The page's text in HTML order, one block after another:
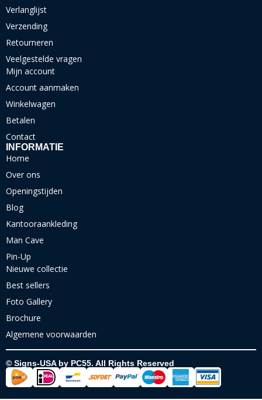
Verlanglijst
Verzending
Retourneren
Veelgestelde vragen
Mijn account
Account aanmaken
Winkelwagen
Betalen
Contact
INFORMATIE
Home
Over ons
Openingstijden
Blog
Kantooraankleding
Man Cave
Pin-Up
Nieuwe collectie
Best sellers
Foto Gallery
Brochure
Algemene voorwaarden
© Signs-USA by PC55. All Rights Reserved